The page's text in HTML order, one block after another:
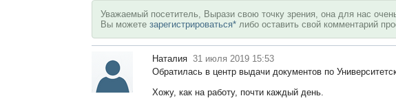
Уважаемый посетитель, Вырази свою точку зрения, она для нас
Вы можете зарегистрироваться* либо оставить свой комментарий
Наталия 31 июля 2019 15:53
Обратилась в центр выдачи документов по
Хожу, как на работу, почти каждый день.